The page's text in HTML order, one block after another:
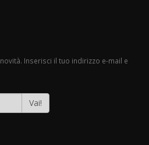
Inserisci il tuo indirizzo e-mail e
Vai!